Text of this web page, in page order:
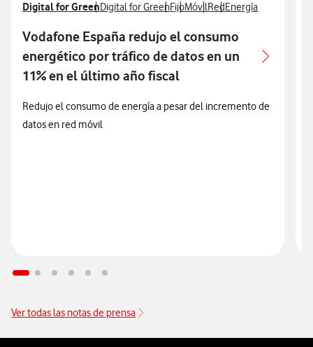
Ver más notas de prensa relacionados con
Digital for GreenVer más notas de prensa relacionados con
Digital for GreenVer más notas de prensa
FijoVer más notas de prensa
MóvilVer más notas de
RedVer más notas de
Energía
Vodafone España redujo el consumo
energético por tráfico de datos en un
11% en el último año fiscal
Redujo el consumo de energía a pesar del incremento de
datos en red móvil
Ver todas las notas de prensa